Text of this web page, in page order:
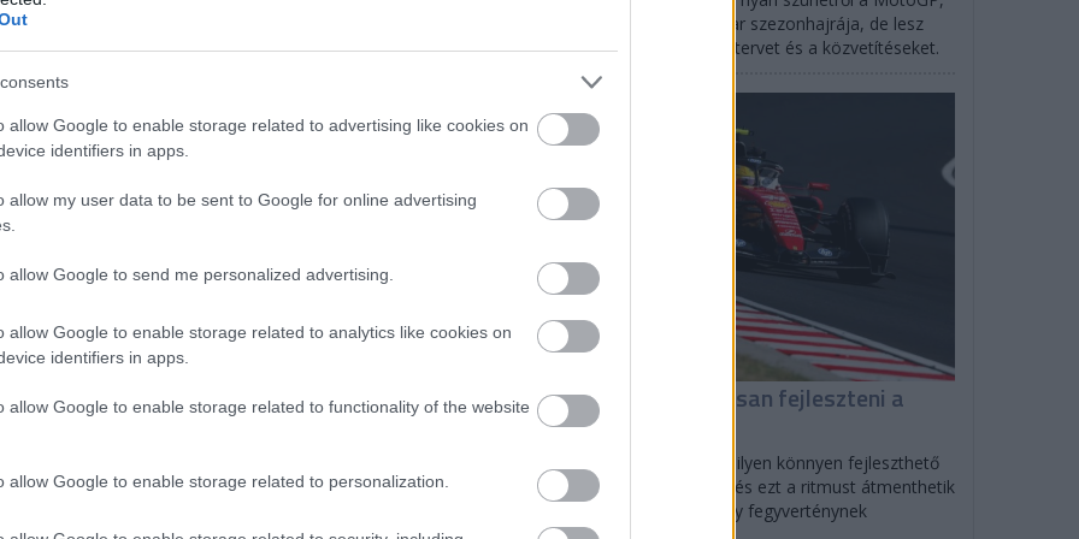
allow Google to enable storage related to advertising like cookies on
identifiers in apps.
allow my user data to be sent to Google for online advertising
allow Google to send me personalized advertising.
allow Google to enable storage related to analytics like cookies on
identifiers in apps.
allow Google to enable storage related to functionality of the website
allow Google to enable storage related to personalization.
hiszen míg Katarban egy 1812 km-es, Bahreinben pedig 8
a legtöbb WEC-fordulónak megfelelően hat órán át
16-18-i hétvégén látogat a mezőny – méghozzá a WEC
6-8-án kerül sor (itt legutóbb 2021 és 2023 között
6-án Austinban és szeptember 27-én Fujiban
F1 egyelőre kivár a november végi-december eleji Katari és
Nagydíjat Sepangban pótolják), amelyek lefújása
ben ugyancsak kérdőjeles a katari állomás sorsa,
arrébb az idényt lezáró Portimao–Valencia párost).
Portlandban indul az IndyCar szezonhajrája, de lesz
NASCAR is: mutatjuk az időtervet és a közvetítéseket.
Miért tud folyamatosan fejleszteni a
Ferrari?
Paolo Filisetti szerint direkt ilyen könnyen fejleszthető
autót tervezett a Scuderia, és ezt a ritmust átmenthetik
2027-re is, ami nagyon nagy fegyverténynek
F1